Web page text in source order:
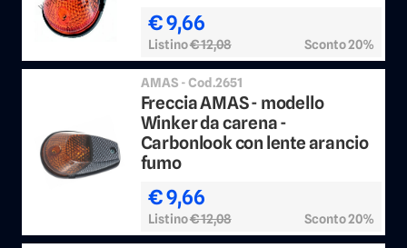
€ 9,66
Listino€ 12,08 Sconto 20%
AMAS - Cod.2651
Freccia AMAS - modello
Winker da carena -
Carbonlook con lente arancio
fumo
€ 9,66
Listino€ 12,08 Sconto 20%